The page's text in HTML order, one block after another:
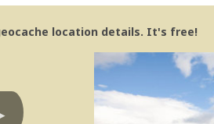
location details. It's free!